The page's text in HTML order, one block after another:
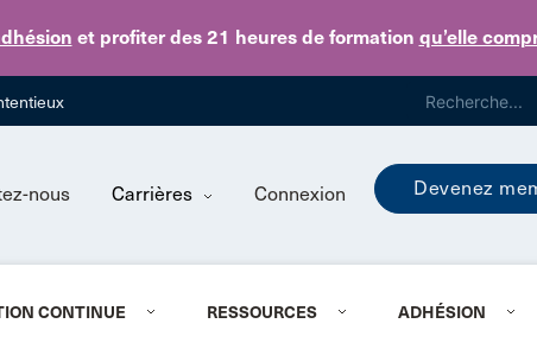
et profiter des 21 heures de formation qu’elle
Skip to main content
nous Carrières Connexion Devenez
CONTINUE RESSOURCES ADHÉSION